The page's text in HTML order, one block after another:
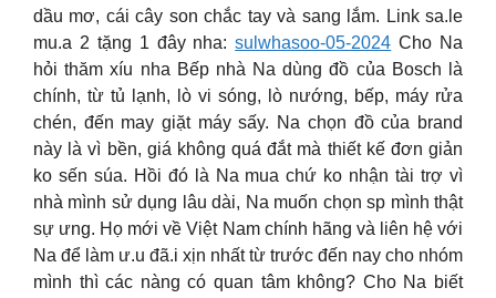
dầu mơ, cái cây son chắc tay và sang lắm. Link sa.le
mu.a 2 tặng 1 đây nha:sulwhasoo-05-2024 Cho Na
hỏi thăm xíu nha Bếp nhà Na dùng đồ của Bosch là
chính, từ tủ lạnh, lò vi sóng, lò nướng, bếp, máy rửa
chén, đến may giặt máy sấy. Na chọn đồ của brand
này là vì bền, giá không quá đắt mà thiết kế đơn giản
ko sến súa. Hồi đó là Na mua chứ ko nhận tài trợ vì
nhà mình sử dụng lâu dài, Na muốn chọn sp mình thật
sự ưng. Họ mới về Việt Nam chính hãng và liên hệ với
Na để làm ư.u đã.i xịn nhất từ trước đến nay cho nhóm
mình thì các nàng có quan tâm không? Cho Na biết